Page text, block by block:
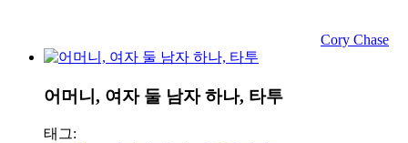
Cory Chase
어머니, 여자 둘 남자 하나, 타투
태그: